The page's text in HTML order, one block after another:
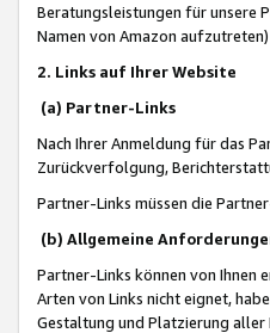
Beratungsleistungen für unsere
Namen von Amazon
2. Links auf Ihrer Website
(a) Partner-Links
Nach Ihrer Anmeldung für das
Zurückverfolgung,
Partner-Links müssen die
(b) Allgemeine
Partner-Links können von Ihnen
Arten von Links nicht eignet,
Gestaltung und Platzierung aller